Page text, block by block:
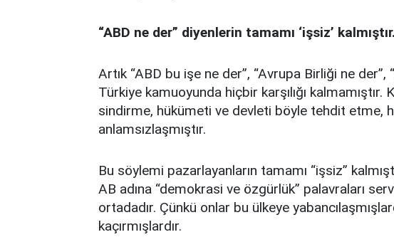
“ABD ne der” diyenlerin tamamı ‘işsiz’
Artık “ABD bu işe ne der”, “Avrupa Birliği ne
Türkiye kamuoyunda hiçbir karşılığı
sindirme, hükümeti ve devleti böyle tehdit etme,
anlamsızlaşmıştır.
Bu söylemi pazarlayanların tamamı “işsiz”
AB adına “demokrasi ve özgürlük” palavraları
ortadadır. Çünkü onlar bu ülkeye
kaçırmışlardır.